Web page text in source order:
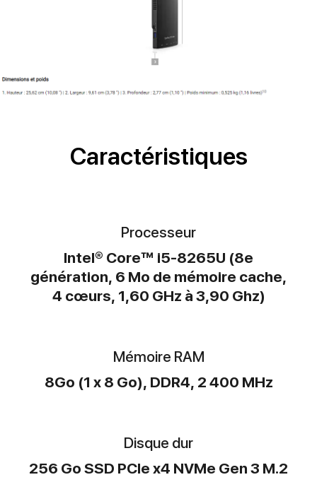
Caractéristiques
Processeur
Intel® Core™ i5-8265U (8e
génération, 6 Mo de mémoire cache,
4 cœurs, 1,60 GHz à 3,90 Ghz)
Mémoire RAM
8Go (1 x 8 Go), DDR4, 2 400 MHz
Disque dur
256 Go SSD PCIe x4 NVMe Gen 3 M.2